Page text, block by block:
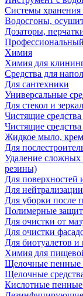
Системы хранения
Водосгоны,
Дозаторы,
Химия
Химия для
Средства для
Для сантехники
Универсальные
Для стекол и зеркал
Чистящие
Чистящие средства
Жидкое мыло,
Для
Удаление сложных
резины)
Для поверхностей
Для
Для уборки после
Полимерные
Для очистки от
Для очистки
Для биотуалетов
Химия для
Щелочные пенные
Щелочные
Кислотные пенные